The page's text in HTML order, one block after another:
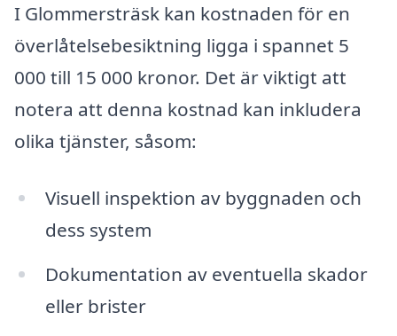
I Glommersträsk kan kostnaden för en
överlåtelsebesiktning ligga i spannet 5
000 till 15 000 kronor. Det är viktigt att
notera att denna kostnad kan inkludera
olika tjänster, såsom:
Visuell inspektion av byggnaden och
dess system
Dokumentation av eventuella skador
eller brister